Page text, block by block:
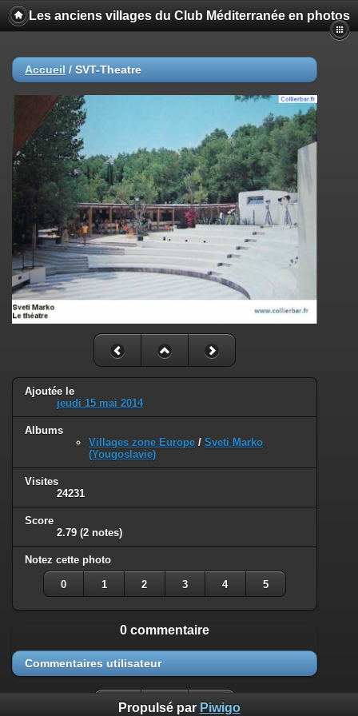
Les anciens villages du Club Méditerranée en photos
Accueil / SVT-Theatre
Ajoutée le
jeudi 15 mai 2014
Albums
Villages zone Europe / Sveti Marko
(Yougoslavie)
Visites
24231
Score
2.79 (2 notes)
Notez cette photo
0 1 2 3 4 5
0 commentaire
Commentaires utilisateur
Propulsé par Piwigo